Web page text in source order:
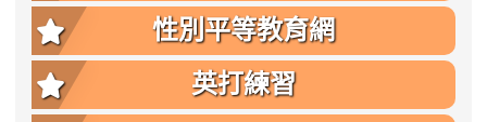
性別平等教育網
英打練習